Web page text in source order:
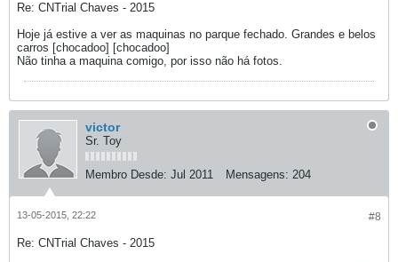
Re: CNTrial Chaves - 2015
Hoje já estive a ver as maquinas no parque fechado. Grandes e belos
carros [chocadoo] [chocadoo]
Não tinha a maquina comigo, por isso não há fotos.
victor
Sr. Toy
Membro Desde: Jul 2011 Mensagens: 204
#8
13-05-2015, 22:22
Re: CNTrial Chaves - 2015